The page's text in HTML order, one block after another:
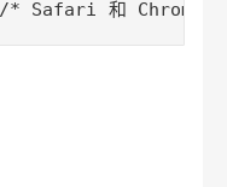
/* Safari 和 Chrome */